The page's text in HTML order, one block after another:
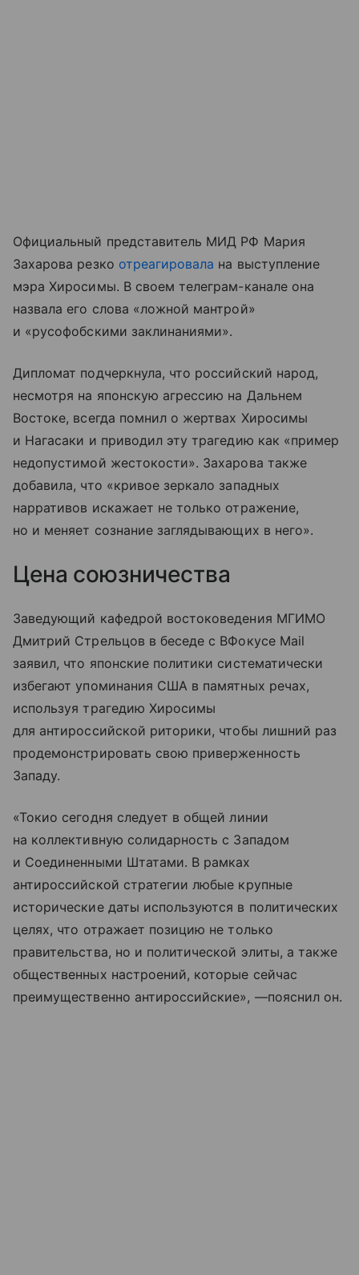
Официальный представитель МИД РФ Мария
Захарова резко отреагировала на выступление
мэра Хиросимы. В своем телеграм-канале она
назвала его слова «ложной мантрой»
и «русофобскими заклинаниями».
Дипломат подчеркнула, что российский народ,
несмотря на японскую агрессию на Дальнем
Востоке, всегда помнил о жертвах Хиросимы
и Нагасаки и приводил эту трагедию как «пример
недопустимой жестокости». Захарова также
добавила, что «кривое зеркало западных
нарративов искажает не только отражение,
но и меняет сознание заглядывающих в него».
Цена союзничества
Заведующий кафедрой востоковедения МГИМО
Дмитрий Стрельцов в беседе с ВФокусе Mail
заявил, что японские политики систематически
избегают упоминания США в памятных речах,
используя трагедию Хиросимы
для антироссийской риторики, чтобы лишний раз
продемонстрировать свою приверженность
Западу.
«Токио сегодня следует в общей линии
на коллективную солидарность с Западом
и Соединенными Штатами. В рамках
антироссийской стратегии любые крупные
исторические даты используются в политических
целях, что отражает позицию не только
правительства, но и политической элиты, а также
общественных настроений, которые сейчас
преимущественно антироссийские», —пояснил он.